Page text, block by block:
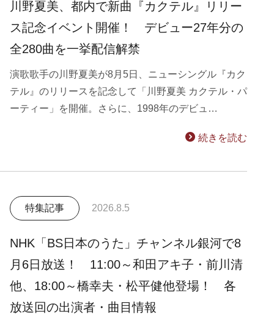
川野夏美、都内で新曲『カクテル』リリー
ス記念イベント開催！ デビュー27年分の
全280曲を一挙配信解禁
演歌歌手の川野夏美が8月5日、ニューシングル『カク
テル』のリリースを記念して「川野夏美 カクテル・パ
ーティー」を開催。さらに、1998年のデビュ…
続きを読む
特集記事 2026.8.5
NHK「BS日本のうた」チャンネル銀河で8
月6日放送！ 11:00～和田アキ子・前川清
他、18:00～橋幸夫・松平健他登場！ 各
放送回の出演者・曲目情報